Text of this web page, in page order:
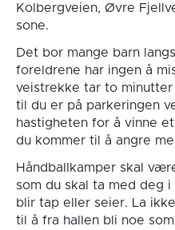
Kolbergveien, Øvre
sone.
Det bor mange barn
foreldrene har ingen å
veistrekke tar to
til du er på parkeringen
hastigheten for å vinne
du kommer til å angre
Håndballkamper skal
som du skal ta med deg
blir tap eller seier. La
til å fra hallen bli noe